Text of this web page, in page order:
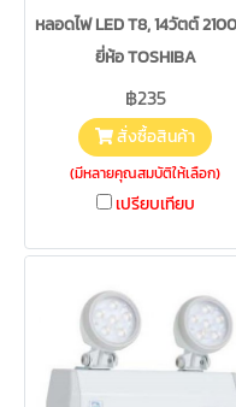
หลอดไฟ LED T8, 14วัตต์
ยี่ห้อ TOSHIBA
฿235
สั่งซื้อสินค้า
(มีหลายคุณสมบัติให้เลือก)
เปรียบเทียบ